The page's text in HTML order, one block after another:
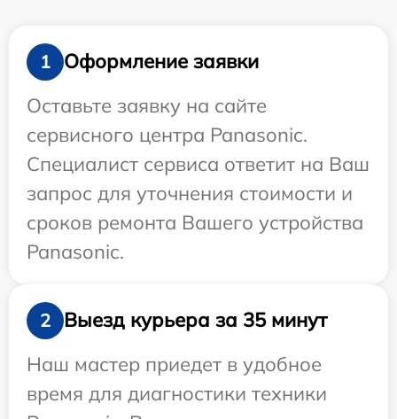
1
Оформление заявки
Оставьте заявку на сайте
сервисного центра Panasonic.
Специалист сервиса ответит на Ваш
запрос для уточнения стоимости и
сроков ремонта Вашего устройства
Panasonic.
2
Выезд курьера за 35 минут
Наш мастер приедет в удобное
время для диагностики техники